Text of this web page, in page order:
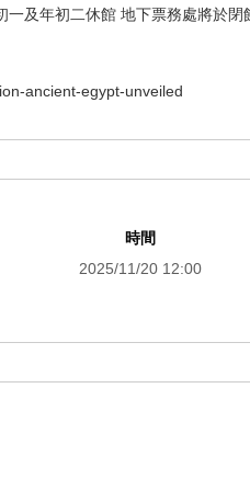
一及年初二休館 地下票務處將於閉
ancient-egypt-unveiled
時間
2025/11/20 12:00